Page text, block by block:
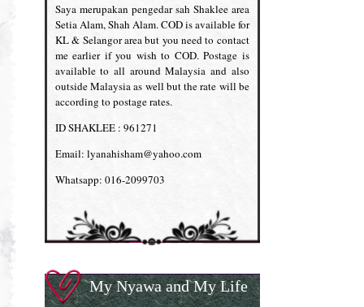
Saya merupakan pengedar sah Shaklee area
Setia Alam, Shah Alam. COD is available for
KL & Selangor area but you need to contact
me earlier if you wish to COD. Postage is
available to all around Malaysia and also
outside Malaysia as well but the rate will be
according to postage rates.
ID SHAKLEE : 961271
Email: lyanahisham@yahoo.com
Whatsapp: 016-2099703
My Nyawa and My Life